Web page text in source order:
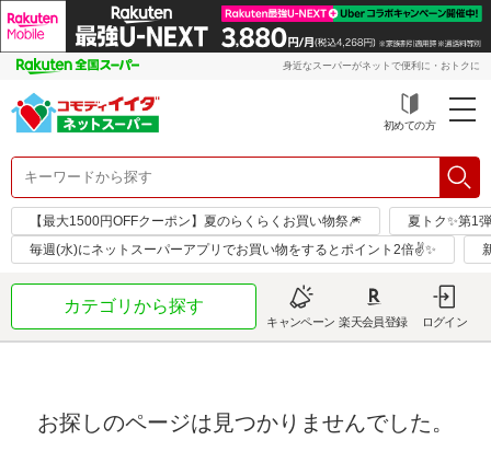
身近なスーパーがネットで便利に・おトクに
初めての方
【最大1500円OFFクーポン】夏のらくらくお買い物祭🎆
夏トク✨第1
毎週(水)にネットスーパーアプリでお買い物をするとポイント2倍✌✨
カテゴリから探す
キャンペーン 楽天会員登録 ログイン
お探しのページは見つかりませんでした。